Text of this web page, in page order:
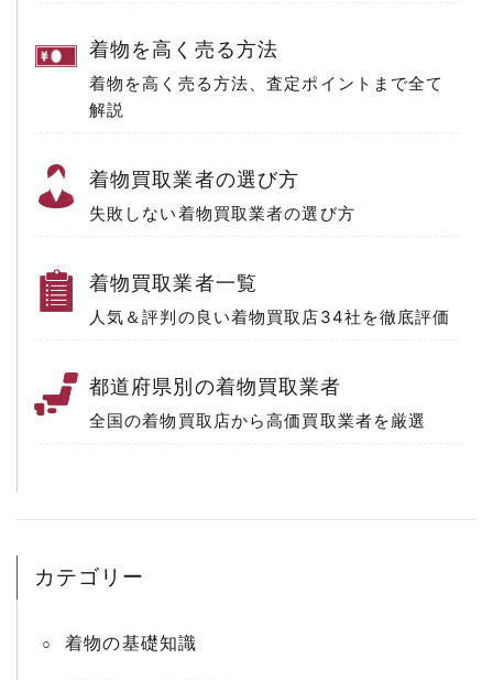
着物を高く売る方法
着物を高く売る方法、査定ポイントまで全て
解説
着物買取業者の選び方
失敗しない着物買取業者の選び方
着物買取業者一覧
人気＆評判の良い着物買取店34社を徹底評価
都道府県別の着物買取業者
全国の着物買取店から高価買取業者を厳選
カテゴリー
着物の基礎知識